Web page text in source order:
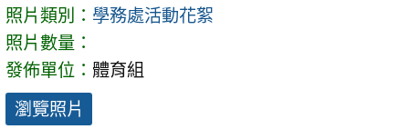
照片類別： 學務處活動花絮
照片數量：
發佈單位： 體育組
瀏覽照片